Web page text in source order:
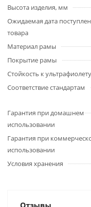
Высота изделия, мм
Ожидаемая дата
товара
Материал рамы
Покрытие рамы
Стойкость к ультрафиолету
Соответствие стандартам
Гарантия при домашнем
использовании
Гарантия при
использовании
Условия хранения
Отзывы